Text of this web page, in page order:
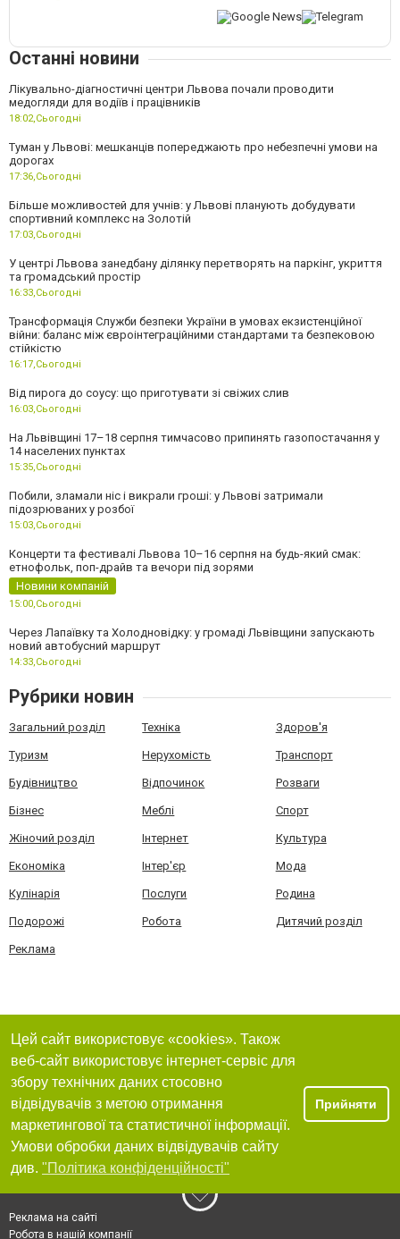
Останні новини
Лікувально-діагностичні центри Львова почали проводити
медогляди для водіїв і працівників
18:02,Сьогодні
Туман у Львові: мешканців попереджають про небезпечні умови на
дорогах
17:36,Сьогодні
Більше можливостей для учнів: у Львові планують добудувати
спортивний комплекс на Золотій
17:03,Сьогодні
У центрі Львова занедбану ділянку перетворять на паркінг, укриття
та громадський простір
16:33,Сьогодні
Трансформація Служби безпеки України в умовах екзистенційної
війни: баланс між євроінтеграційними стандартами та безпековою
стійкістю
16:17,Сьогодні
Від пирога до соусу: що приготувати зі свіжих слив
16:03,Сьогодні
На Львівщині 17–18 серпня тимчасово припинять газопостачання у
14 населених пунктах
15:35,Сьогодні
Побили, зламали ніс і викрали гроші: у Львові затримали
підозрюваних у розбої
15:03,Сьогодні
Концерти та фестивалі Львова 10–16 серпня на будь-який смак:
етнофольк, поп-драйв та вечори під зорями
Новини компаній
15:00,Сьогодні
Через Лапаївку та Холодновідку: у громаді Львівщини запускають
новий автобусний маршрут
14:33,Сьогодні
Рубрики новин
Загальний розділ Техніка Здоров'я
Туризм Нерухомість Транспорт
Будівництво Відпочинок Розваги
Бізнес Меблі Спорт
Жіночий розділ Інтернет Культура
Економіка Інтер'єр Мода
Кулінарія Послуги Родина
Подорожі Робота Дитячий розділ
Реклама
Цей сайт використовує «cookies». Також
веб-сайт використовує інтернет-сервіс для
збору технічних даних стосовно
відвідувачів з метою отримання
маркетингової та статистичної інформації.
Умови обробки даних відвідувачів сайту
див. "Політика конфіденційності"
Прийняти
Реклама на сайті
Робота в нашій компанії